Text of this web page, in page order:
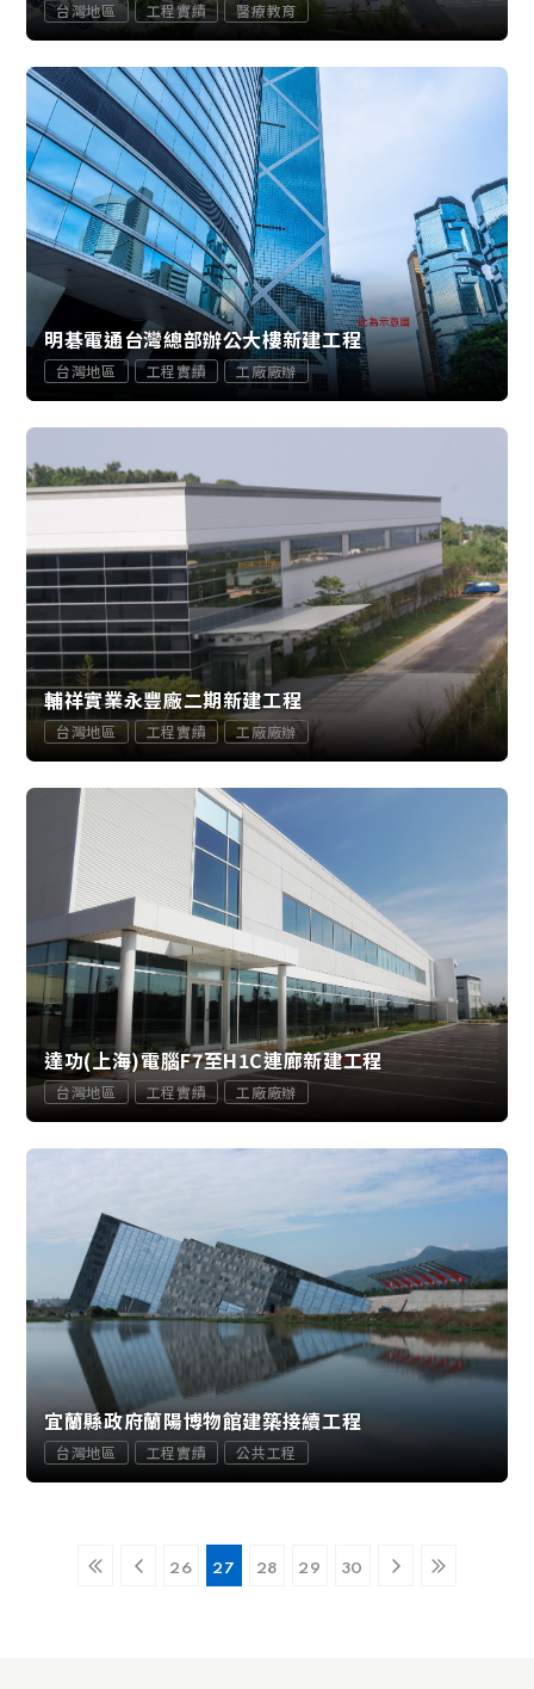
台灣地區 工程實績 醫療教育
明碁電通台灣總部辦公大樓新建工程
台灣地區 工程實績 工廠廠辦
輔祥實業永豐廠二期新建工程
台灣地區 工程實績 工廠廠辦
達功(上海)電腦F7至H1C連廊新建工程
台灣地區 工程實績 工廠廠辦
宜蘭縣政府蘭陽博物館建築接續工程
台灣地區 工程實績 公共工程
26 27 28 29 30